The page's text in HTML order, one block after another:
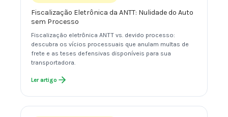
Fiscalização Eletrônica da ANTT: Nulidade do Auto
sem Processo
Fiscalização eletrônica ANTT vs. devido processo:
descubra os vícios processuais que anulam multas de
frete e as teses defensivas disponíveis para sua
transportadora.
Ler artigo